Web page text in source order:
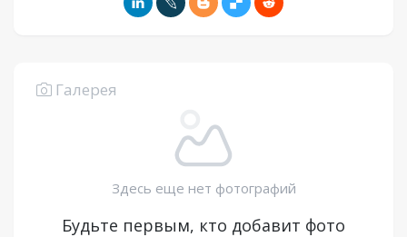
Галерея
Здесь еще нет фотографий
Будьте первым, кто добавит фото